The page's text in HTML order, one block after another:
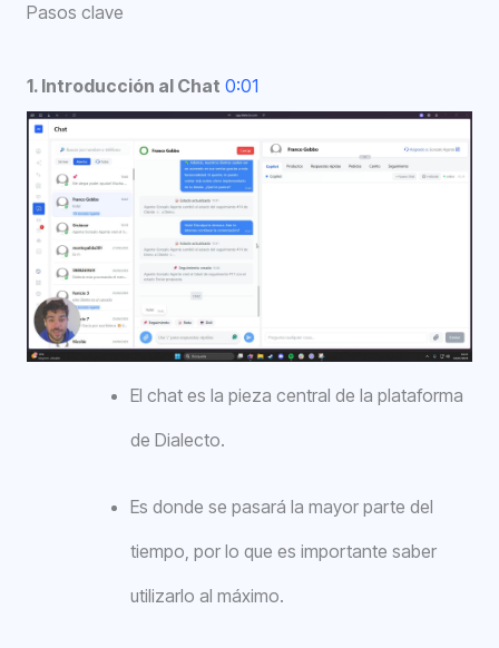
Pasos clave
1. Introducción al Chat 0:01
El chat es la pieza central de la plataforma
de Dialecto.
Es donde se pasará la mayor parte del
tiempo, por lo que es importante saber
utilizarlo al máximo.